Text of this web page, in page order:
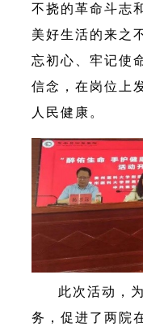
不挠的革命斗志
美好生活的来之
忘初心、牢记使
信念，在岗位上
人民健康。
此次活动，
务，促进了两院